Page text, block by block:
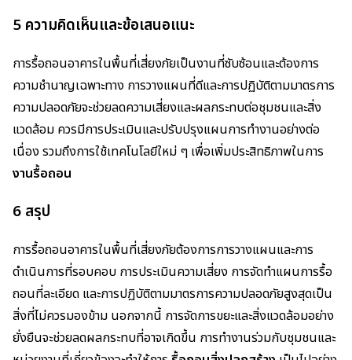
5 ความคิดเห็นและข้อเสนอแนะ
การรื้อถอนอาคารในพื้นที่เสี่ยงภัยเป็นงานที่ซับซ้อนและต้องการ
ความชำนาญเฉพาะทาง การวางแผนที่ดีและการปฏิบัติตามมาตรการ
ความปลอดภัยจะช่วยลดความเสี่ยงและผลกระทบต่อชุมชนและสิ่ง
แวดล้อม ควรมีการประเมินและปรับปรุงแผนการทำงานอย่างต่อ
เนื่อง รวมถึงการใช้เทคโนโลยีใหม่ ๆ เพื่อเพิ่มประสิทธิภาพในการ
งานรื้อถอน
6 สรุป
การรื้อถอนอาคารในพื้นที่เสี่ยงภัยต้องการการวางแผนและการ
ดำเนินการที่รอบคอบ การประเมินความเสี่ยง การจัดทำแผนการรื้อ
ถอนที่ละเอียด และการปฏิบัติตามมาตรการความปลอดภัยสูงสุดเป็น
สิ่งที่ไม่ควรมองข้าม นอกจากนี้ การจัดการขยะและสิ่งแวดล้อมอย่าง
ยั่งยืนจะช่วยลดผลกระทบที่อาจเกิดขึ้น การทำงานร่วมกับชุมชนและ